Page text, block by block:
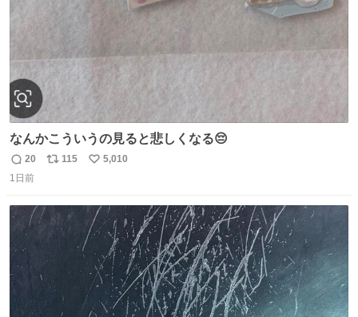
なんかこういうの見ると悲しくなる😔
返
信
20
リ
ト
数
115
い
数
5,010
1日前